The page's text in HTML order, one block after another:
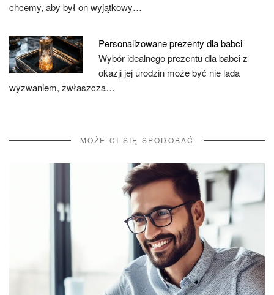
chcemy, aby był on wyjątkowy…
Personalizowane prezenty dla babci
Wybór idealnego prezentu dla babci z
okazji jej urodzin może być nie lada
wyzwaniem, zwłaszcza…
MOŻE CI SIĘ SPODOBAĆ